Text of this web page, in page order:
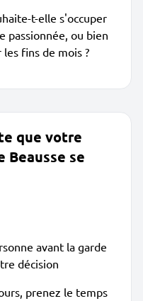
t-elle s'occuper
passionnée, ou bien
fins de mois ?
que votre
Beausse se
avant la garde
décision
prenez le temps